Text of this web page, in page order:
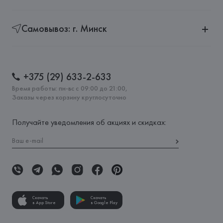
Самовывоз: г. Минск
+375 (29) 633-2-633
Время работы: пн-вс с 09:00 до 21:00,
Заказы через корзину круглосуточно
Получайте уведомления об акциях и скидках:
Скачать
в App Store
Скачать
в Google Play